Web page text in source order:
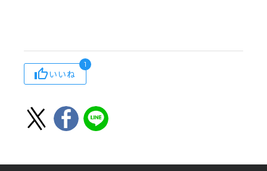
いいね
1